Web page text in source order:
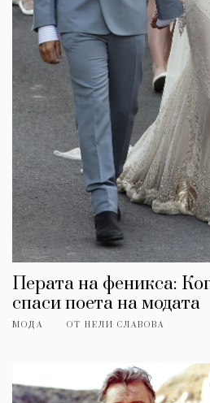
Перата на феникса:
спаси поета на модата
МОДА ОТ НЕЛИ СЛАВОВА